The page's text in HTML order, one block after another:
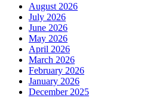
August 2026
July 2026
June 2026
May 2026
April 2026
March 2026
February 2026
January 2026
December 2025